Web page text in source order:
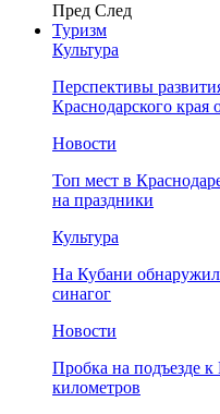
Пред След
Туризм
Культура
Перспективы
Краснодарского края
Новости
Топ мест в
на праздники
Культура
На Кубани
синагог
Новости
Пробка на подъезде
километров